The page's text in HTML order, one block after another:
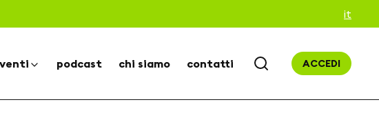
it
podcast chi siamo contatti ACCEDI